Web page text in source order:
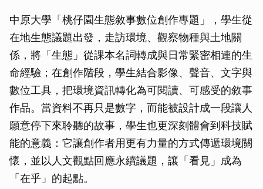
中原大學「桃仔園生態敘事數位創作專題」，學生從
在地生態議題出發，走訪環境、觀察物種與土地關
係，將「生態」從課本名詞轉成與日常緊密相連的生
命經驗；在創作階段，學生結合影像、聲音、文字與
數位工具，把環境資訊轉化為可閱讀、可感受的敘事
作品。當資料不再只是數字，而能被設計成一段讓人
願意停下來聆聽的故事，學生也更深刻體會到科技賦
能的意義：它讓創作者用更有力量的方式傳遞環境關
懷，並以人文觀點回應永續議題，讓「看見」成為
「在乎」的起點。